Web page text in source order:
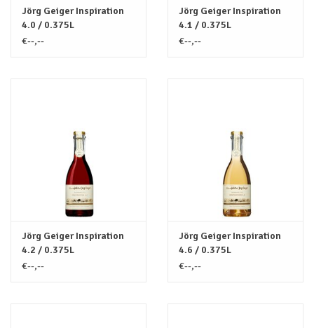
Jörg Geiger Inspiration
4.0 / 0.375L
€--,--
Jörg Geiger Inspiration
4.1 / 0.375L
€--,--
Jörg Geiger Inspiration
4.2 / 0.375L
€--,--
Jörg Geiger Inspiration
4.6 / 0.375L
€--,--